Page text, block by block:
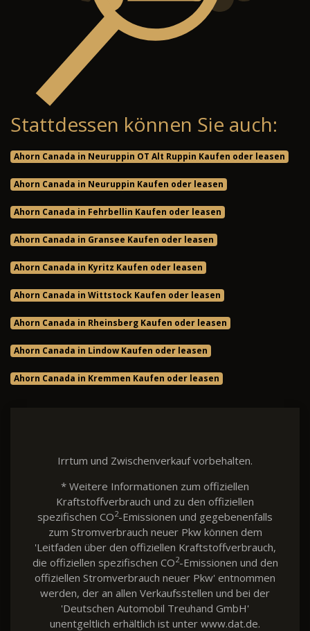
Stattdessen können Sie auch:
Ahorn Canada in Neuruppin OT Alt Ruppin Kaufen oder leasen
Ahorn Canada in Neuruppin Kaufen oder leasen
Ahorn Canada in Fehrbellin Kaufen oder leasen
Ahorn Canada in Gransee Kaufen oder leasen
Ahorn Canada in Kyritz Kaufen oder leasen
Ahorn Canada in Wittstock Kaufen oder leasen
Ahorn Canada in Rheinsberg Kaufen oder leasen
Ahorn Canada in Lindow Kaufen oder leasen
Ahorn Canada in Kremmen Kaufen oder leasen
Irrtum und Zwischenverkauf vorbehalten.
* Weitere Informationen zum offiziellen
Kraftstoffverbrauch und zu den offiziellen
spezifischen CO2-Emissionen und gegebenenfalls
zum Stromverbrauch neuer Pkw können dem
'Leitfaden über den offiziellen Kraftstoffverbrauch,
die offiziellen spezifischen CO2-Emissionen und den
offiziellen Stromverbrauch neuer Pkw' entnommen
werden, der an allen Verkaufsstellen und bei der
'Deutschen Automobil Treuhand GmbH'
unentgeltlich erhältlich ist unter www.dat.de.